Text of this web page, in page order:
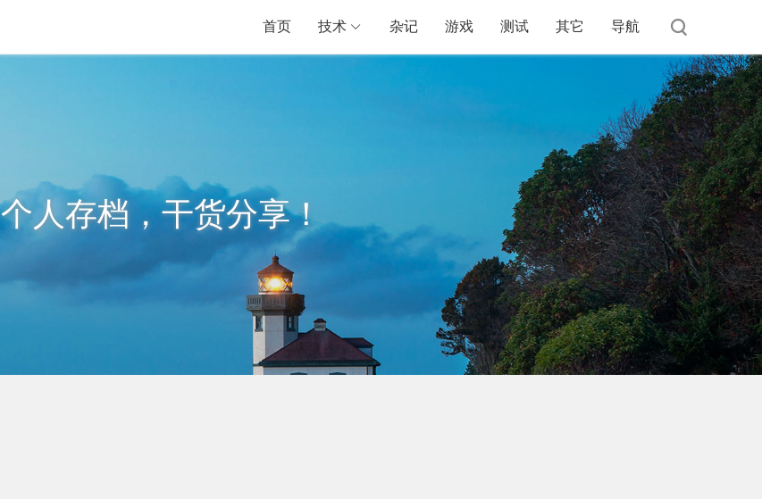
首页 技术 杂记 游戏 测试 其它 导航
个人存档，干货分享！